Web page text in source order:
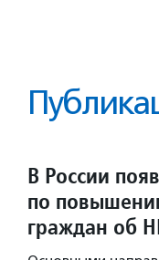
В России
по
граждан об